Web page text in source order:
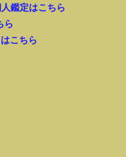
鑑定はこちら
ら
こちら